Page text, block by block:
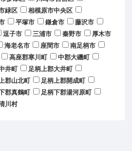
緑区
相模原市中央区
平塚市 鎌倉市
藤沢市
逗子市 三浦市 秦野市
厚木市
海老名市 座間市
南足柄市
高座郡寒川町
中郡大磯町
井町
足柄上郡大井町
郡山北町
足柄上郡開成町
郡真鶴町
足柄下郡湯河原町
川村